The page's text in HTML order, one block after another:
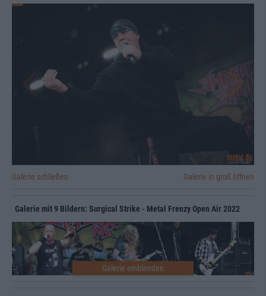
Galerie schließen Galerie in groß öffnen
Galerie mit 9 Bildern: Surgical Strike - Metal Frenzy Open Air 2022